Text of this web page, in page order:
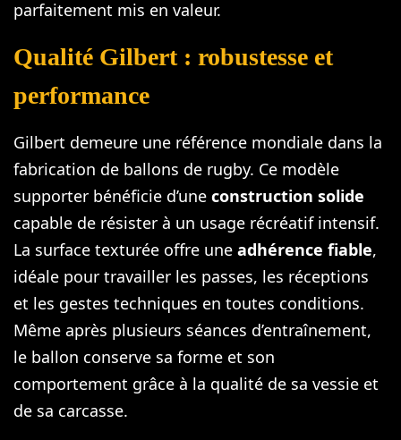
parfaitement mis en valeur.
Qualité Gilbert : robustesse et
performance
Gilbert demeure une référence mondiale dans la
fabrication de ballons de rugby. Ce modèle
supporter bénéficie d’uneconstruction solide
capable de résister à un usage récréatif intensif.
La surface texturée offre uneadhérence fiable,
idéale pour travailler les passes, les réceptions
et les gestes techniques en toutes conditions.
Même après plusieurs séances d’entraînement,
le ballon conserve sa forme et son
comportement grâce à la qualité de sa vessie et
de sa carcasse.